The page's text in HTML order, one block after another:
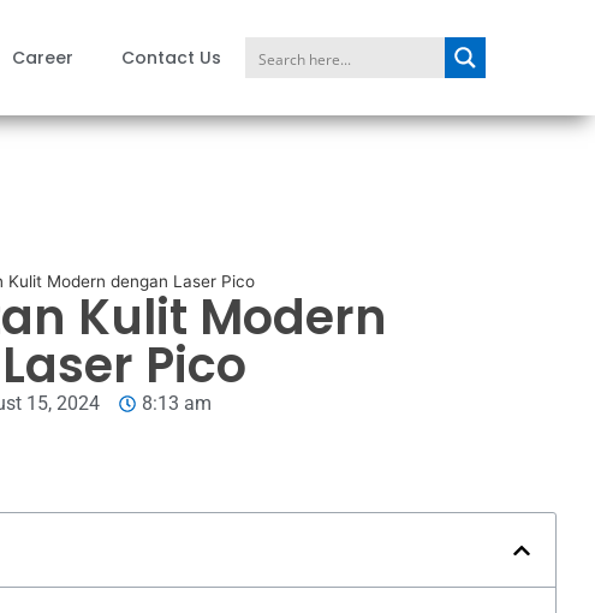
Career Contact Us
Kulit Modern dengan Laser Pico
Kulit Modern
Pico
15, 2024 8:13 am